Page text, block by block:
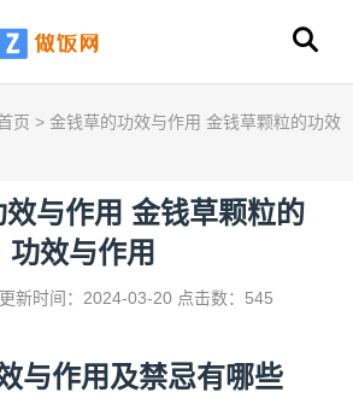
页 > 金钱草的功效与作用 金钱草颗粒的功效
与作用 金钱草颗粒的
功效与作用
更新时间：2024-03-20 点击数：545
与作用 及禁忌有哪些